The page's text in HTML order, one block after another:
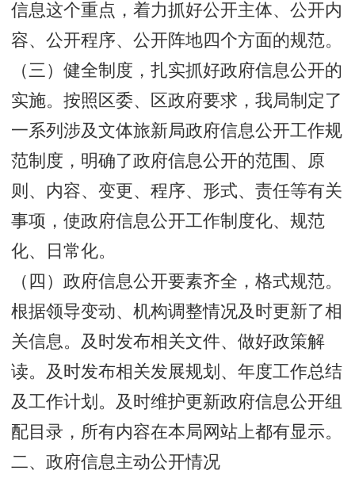
信息这个重点，着力抓好公开主体、公开内
容、公开程序、公开阵地四个方面的规范。
（三）健全制度，扎实抓好政府信息公开的
实施。按照区委、区政府要求，我局制定了
一系列涉及文体旅新局政府信息公开工作规
范制度，明确了政府信息公开的范围、原
则、内容、变更、程序、形式、责任等有关
事项，使政府信息公开工作制度化、规范
化、日常化。
（四）政府信息公开要素齐全，格式规范。
根据领导变动、机构调整情况及时更新了相
关信息。及时发布相关文件、做好政策解
读。及时发布相关发展规划、年度工作总结
及工作计划。及时维护更新政府信息公开组
配目录，所有内容在本局网站上都有显示。
二、政府信息主动公开情况